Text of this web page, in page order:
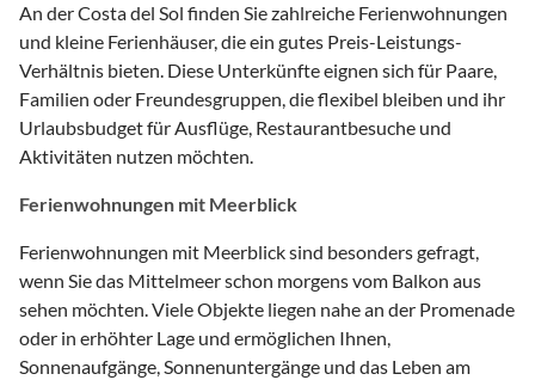
An der Costa del Sol finden Sie zahlreiche Ferienwohnungen
und kleine Ferienhäuser, die ein gutes Preis-Leistungs-
Verhältnis bieten. Diese Unterkünfte eignen sich für Paare,
Familien oder Freundesgruppen, die flexibel bleiben und ihr
Urlaubsbudget für Ausflüge, Restaurantbesuche und
Aktivitäten nutzen möchten.
Ferienwohnungen mit Meerblick
Ferienwohnungen mit Meerblick sind besonders gefragt,
wenn Sie das Mittelmeer schon morgens vom Balkon aus
sehen möchten. Viele Objekte liegen nahe an der Promenade
oder in erhöhter Lage und ermöglichen Ihnen,
Sonnenaufgänge, Sonnenuntergänge und das Leben am